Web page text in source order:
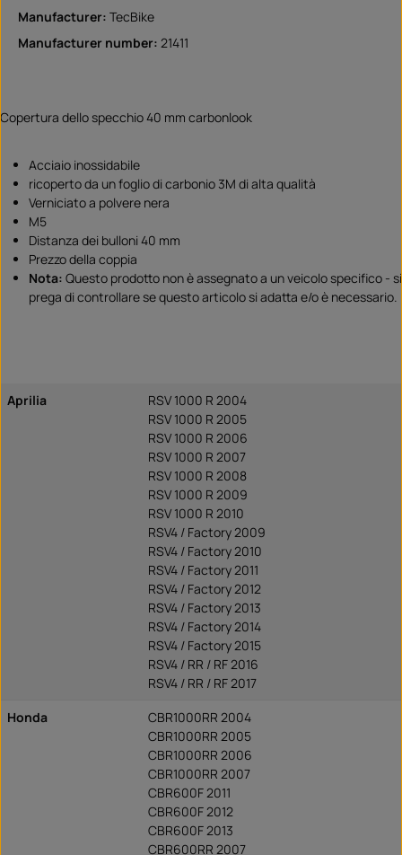
Manufacturer: TecBike
Manufacturer number: 21411
Copertura dello specchio 40 mm carbonlook
Acciaio inossidabile
ricoperto da un foglio di carbonio 3M di alta qualità
Verniciato a polvere nera
M5
Distanza dei bulloni 40 mm
Prezzo della coppia
Nota: Questo prodotto non è assegnato a un veicolo specifico - si
prega di controllare se questo articolo si adatta e/o è necessario.
Aprilia
RSV 1000 R 2004
RSV 1000 R 2005
RSV 1000 R 2006
RSV 1000 R 2007
RSV 1000 R 2008
RSV 1000 R 2009
RSV 1000 R 2010
RSV4 / Factory 2009
RSV4 / Factory 2010
RSV4 / Factory 2011
RSV4 / Factory 2012
RSV4 / Factory 2013
RSV4 / Factory 2014
RSV4 / Factory 2015
RSV4 / RR / RF 2016
RSV4 / RR / RF 2017
Honda
CBR1000RR 2004
CBR1000RR 2005
CBR1000RR 2006
CBR1000RR 2007
CBR600F 2011
CBR600F 2012
CBR600F 2013
CBR600RR 2007